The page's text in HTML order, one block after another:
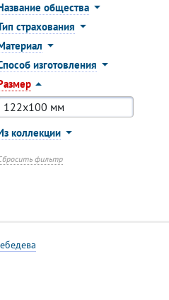
общества
страхования
изготовления
коллекции
фильтр